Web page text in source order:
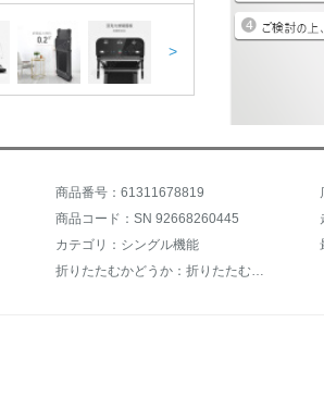
>
商品番号：61311678819
商品コード：SN 92668260445
カテゴリ：シングル機能
折りたたむかどうか：折りたたむことができます。